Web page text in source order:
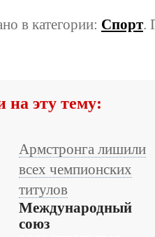
в категории: Спорт.
на эту тему:
Армстронга лишили
всех чемпионских
титулов
Международный
союз